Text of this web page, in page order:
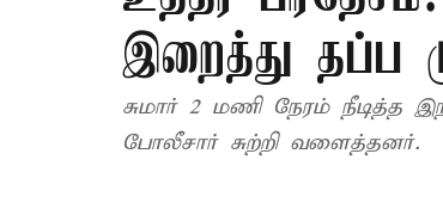
இறைத்து தப்ப
சுமார் 2 மணி நேரம் நீடித்த இந்த துரத்தலின் இறுதியில்
போலீசார் சுற்றி வளைத்தனர்.